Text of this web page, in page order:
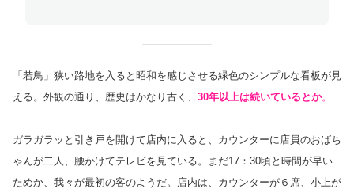
「若鳥」狭い路地を入ると昭和を感じさせる緑色のシンプルな看板が見
える。外観の通り、歴史はかなり古く、 30年以上は続いているとか。
ガラガラッと引き戸を開けて店内に入ると、カウンターに店員のおばち
ゃんが二人、腰かけてテレビを見ている。まだ17：30頃と時間が早い
ためか、我々が最初の客のようだ。店内は、カウンターが６席、小上が